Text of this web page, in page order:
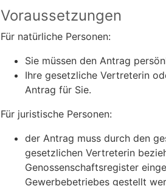
Voraussetzungen
Für natürliche Personen:
Sie müssen den Antrag
Ihre gesetzliche Vertreterin
Antrag für Sie.
Für juristische Personen:
der Antrag muss durch den
gesetzlichen Vertreterin
Genossenschaftsregister
Gewerbebetriebes gestellt